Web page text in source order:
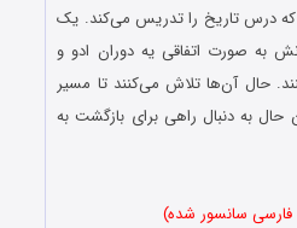
که درس تاریخ را تدریس می‌کند. یک
به صورت اتفاقی یه دوران ادو و
می‌کنند. حال آن‌ها تلاش می‌کنند تا مسیر
حال به دنبال راهی برای بازگشت به
فارسی سانسور شده)